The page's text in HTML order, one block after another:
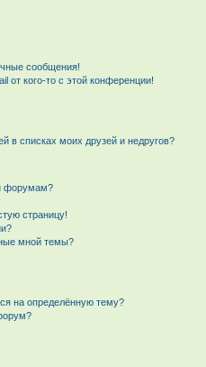
сообщения!
от кого-то с этой конференции!
в списках моих друзей и недругов?
форумам?
страницу!
мной темы?
на определённую тему?